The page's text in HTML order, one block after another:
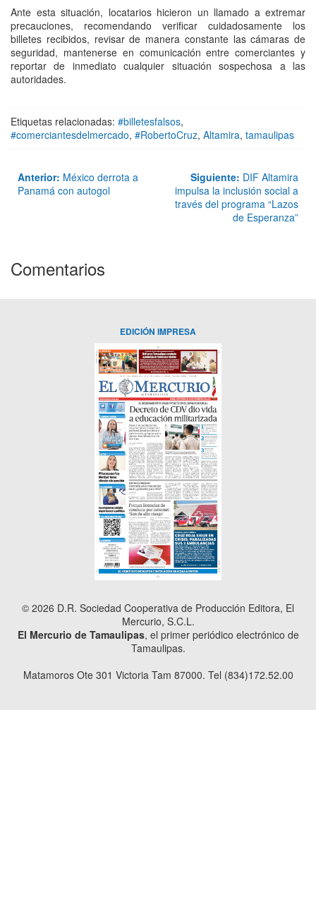
Ante esta situación, locatarios hicieron un llamado a extremar
precauciones, recomendando verificar cuidadosamente los
billetes recibidos, revisar de manera constante las cámaras de
seguridad, mantenerse en comunicación entre comerciantes y
reportar de inmediato cualquier situación sospechosa a las
autoridades.
Etiquetas relacionadas: #billetesfalsos,
#comerciantesdelmercado, #RobertoCruz, Altamira, tamaulipas
Anterior: México derrota a
Panamá con autogol
Siguiente: DIF Altamira
impulsa la inclusión social a
través del programa “Lazos
de Esperanza”
Comentarios
EDICIÓN IMPRESA
© 2026 D.R. Sociedad Cooperativa de Producción Editora, El
Mercurio, S.C.L.
El Mercurio de Tamaulipas, el primer periódico electrónico de
Tamaulipas.
Matamoros Ote 301 Victoria Tam 87000. Tel (834)172.52.00